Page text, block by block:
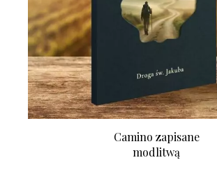
Camino zapisane
modlitwą